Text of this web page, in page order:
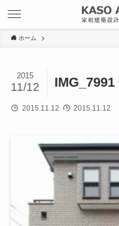
ホーム
IMG_7991
2015
11/12
2015.11.12 2015.11.12